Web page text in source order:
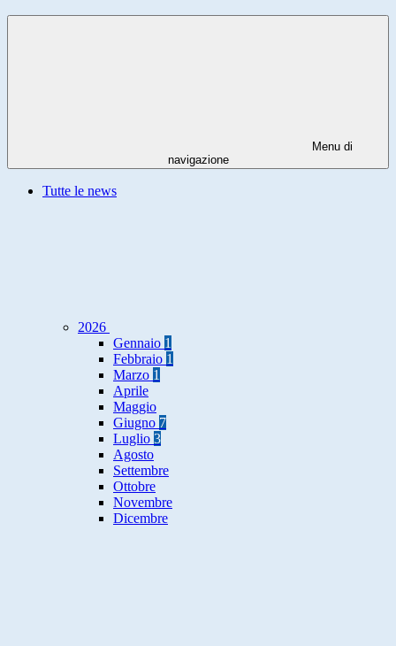
Menu di
navigazione
Tutte le news
2026
Gennaio 1
Febbraio 1
Marzo 1
Aprile
Maggio
Giugno 7
Luglio 3
Agosto
Settembre
Ottobre
Novembre
Dicembre